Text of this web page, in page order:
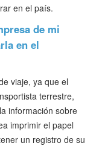
en el país.
de mi
en el
viaje, ya que el
terrestre,
información sobre
imprimir el papel
un registro de su